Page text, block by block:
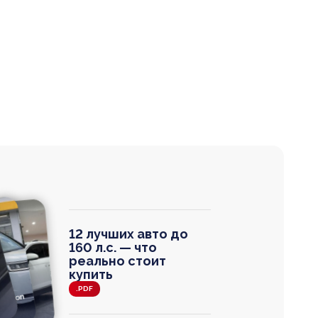
12 лучших авто до
160 л.с. — что
реально стоит
купить
.PDF